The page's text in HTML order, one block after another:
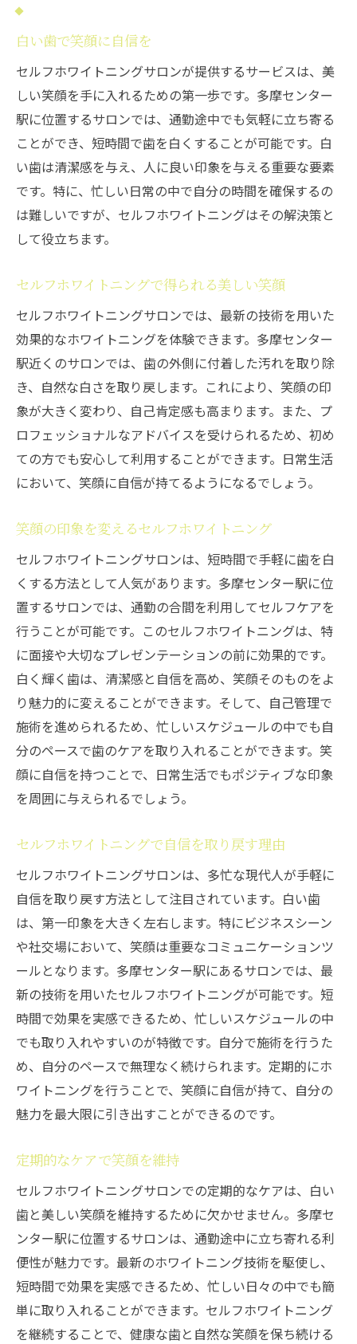
白い歯で笑顔に自信を
セルフホワイトニングサロンが提供するサービスは、美
しい笑顔を手に入れるための第一歩です。多摩センター
駅に位置するサロンでは、通勤途中でも気軽に立ち寄る
ことができ、短時間で歯を白くすることが可能です。白
い歯は清潔感を与え、人に良い印象を与える重要な要素
です。特に、忙しい日常の中で自分の時間を確保するの
は難しいですが、セルフホワイトニングはその解決策と
して役立ちます。
セルフホワイトニングで得られる美しい笑顔
セルフホワイトニングサロンでは、最新の技術を用いた
効果的なホワイトニングを体験できます。多摩センター
駅近くのサロンでは、歯の外側に付着した汚れを取り除
き、自然な白さを取り戻します。これにより、笑顔の印
象が大きく変わり、自己肯定感も高まります。また、プ
ロフェッショナルなアドバイスを受けられるため、初め
ての方でも安心して利用することができます。日常生活
において、笑顔に自信が持てるようになるでしょう。
笑顔の印象を変えるセルフホワイトニング
セルフホワイトニングサロンは、短時間で手軽に歯を白
くする方法として人気があります。多摩センター駅に位
置するサロンでは、通勤の合間を利用してセルフケアを
行うことが可能です。このセルフホワイトニングは、特
に面接や大切なプレゼンテーションの前に効果的です。
白く輝く歯は、清潔感と自信を高め、笑顔そのものをよ
り魅力的に変えることができます。そして、自己管理で
施術を進められるため、忙しいスケジュールの中でも自
分のペースで歯のケアを取り入れることができます。笑
顔に自信を持つことで、日常生活でもポジティブな印象
を周囲に与えられるでしょう。
セルフホワイトニングで自信を取り戻す理由
セルフホワイトニングサロンは、多忙な現代人が手軽に
自信を取り戻す方法として注目されています。白い歯
は、第一印象を大きく左右します。特にビジネスシーン
や社交場において、笑顔は重要なコミュニケーションツ
ールとなります。多摩センター駅にあるサロンでは、最
新の技術を用いたセルフホワイトニングが可能です。短
時間で効果を実感できるため、忙しいスケジュールの中
でも取り入れやすいのが特徴です。自分で施術を行うた
め、自分のペースで無理なく続けられます。定期的にホ
ワイトニングを行うことで、笑顔に自信が持て、自分の
魅力を最大限に引き出すことができるのです。
定期的なケアで笑顔を維持
セルフホワイトニングサロンでの定期的なケアは、白い
歯と美しい笑顔を維持するために欠かせません。多摩セ
ンター駅に位置するサロンは、通勤途中に立ち寄れる利
便性が魅力です。最新のホワイトニング技術を駆使し、
短時間で効果を実感できるため、忙しい日々の中でも簡
単に取り入れることができます。セルフホワイトニング
を継続することで、健康な歯と自然な笑顔を保ち続ける